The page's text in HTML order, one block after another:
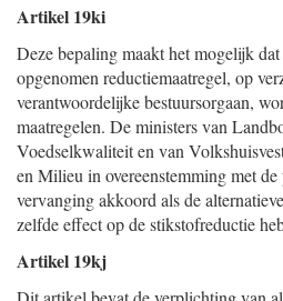
Artikel 19ki
Deze bepaling maakt het mogelijk
opgenomen reductiemaatregel, op
verantwoordelijke bestuursorgaan,
maatregelen. De ministers van
Voedselkwaliteit en van
en Milieu in overeenstemming met
vervanging akkoord als de
zelfde effect op de stikstofreductie
Artikel 19kj